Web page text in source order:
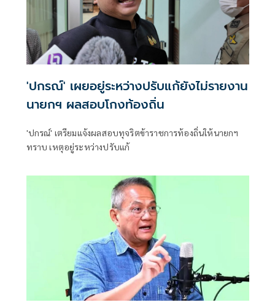
'ปกรณ์' เผยอยู่ระหว่างปรับแก้ยังไม่รายงาน
นายกฯ ผลสอบโกงท้องถิ่น
'ปกรณ์' เตรียมแจ้งผลสอบทุจริตข้าราชการท้องถิ่นให้นายกฯ
ทราบ เหตุอยู่ระหว่างปรับแก้